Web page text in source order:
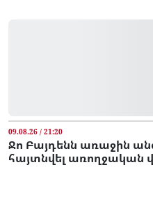
09.08.26 / 21:20
Ջո Բայդենն առաջին
հայտնվել